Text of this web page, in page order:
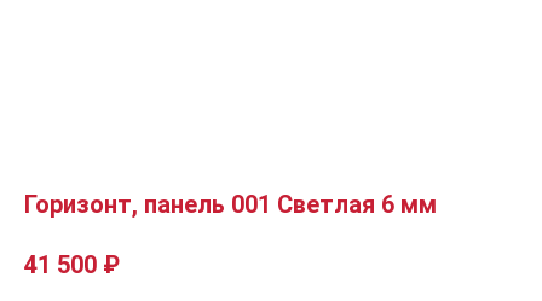
Горизонт, панель 001 Светлая 6 мм
41 500 ₽